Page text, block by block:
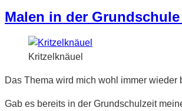
Malen in der
Kritzelknäuel
Das Thema wird mich wohl immer
Gab es bereits in der Grundschulzeit